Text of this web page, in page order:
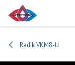
Se rendre au contenu
Radik VKM8-U